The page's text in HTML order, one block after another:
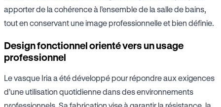
apporter de la cohérence à l’ensemble de la salle de bains,
tout en conservant une image professionnelle et bien définie.
Design fonctionnel orienté vers un usage
professionnel
Le vasque Iria a été développé pour répondre aux exigences
d’une utilisation quotidienne dans des environnements